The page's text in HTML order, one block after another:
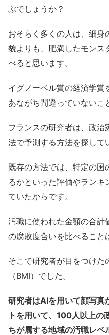
ぶでしょうか？
おそらく多くの人は、細
貌よりも、肥満したモンス
べると思います。
イグノーベル賞の経済学
あながち間違っていないこ
フランスの研究者は、政
法で予測する方法を探して
既存の方法では、特定の国
るかといった評価やランキ
ていたからです。
汚職に使われた金額の合計
の腐敗度合いを比べること
そこで研究者が目をつけた
（BMI）でした。
研究者はAIを用いて顔写真
トを用いて、100人以上の
ちが属する地域の汚職レベ